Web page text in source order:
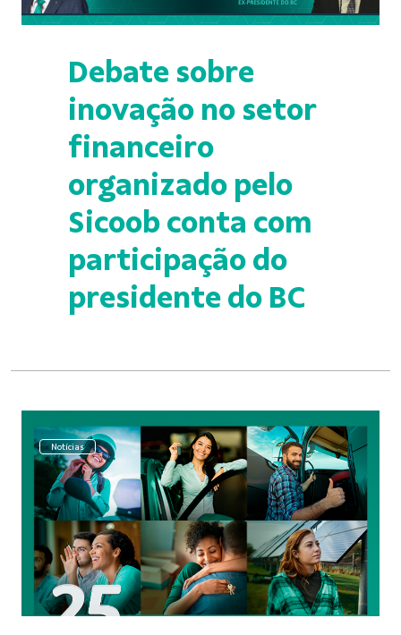
Debate sobre
inovação no setor
financeiro
organizado pelo
Sicoob conta com
participação do
presidente do BC
Notícias